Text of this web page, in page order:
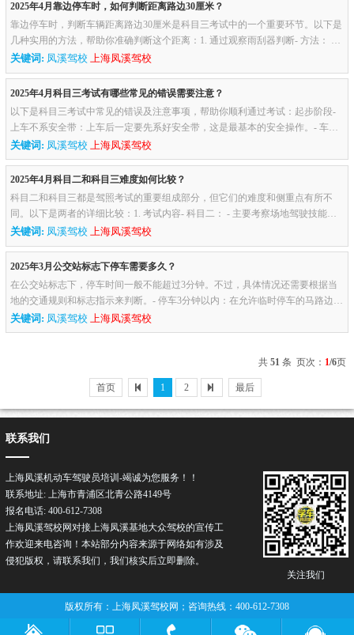
2025年4月靠边停车时，如何判断距离路边30厘米？
靠边停车时，判断车辆距离路边30厘米是科目三考试中的一个重要环节。以下是
几种实用的方法，帮助你准确判断这个距离：1. 通过观察雨刮器判断- 方法： 当
车辆的雨刮器凸起部分与路边线重合时，车辆距离路边大约30厘米...
关键词: 凤溪驾校上海凤溪驾校
2025年4月科目三考试有哪些常见的错误需要注意？
以下是科目三考试中常见的错误及注意事项，帮助你顺利通过考试：起步阶段-
上车不系安全带：上车后一定要先系好安全带，这是最基本的安全操作。- 车门
未关闭：检查车门是否关好，确保行车安全。- 起步操作不规范：按...
关键词: 凤溪驾校 上海凤溪驾校
2025年4月科目二和科目三难度如何比较？
科目二和科目三都是驾照考试的重要组成部分，但它们的难度和侧重点有所不
同。以下是两者的详细比较：1. 考试内容- 科目二： - 主要考察场地驾驶技能，
包括倒车入库、坡道定点停车与起步、侧方停车、曲线行驶、直角转...
关键词: 凤溪驾校上海凤溪驾校
2025年3月公交站标志下停车需要多久？
在公交站标志下，停车时间一般不能超过3分钟。不过，具体情况还需要根据当
地的交通规则和标志指示来判断。- 停车3分钟以内：在允许临时停车的马路边，
停车3分钟以内让乘客上下车，一般不会有问题，但驾驶员不能离开机...
关键词: 凤溪驾校 上海凤溪驾校
共51 条 页次： 1/6页
首页 1 2 最后
关注我们
联系我们
上海凤溪机动车驾驶员培训-竭诚为您服务！！
联系地址: 上海市青浦区北青公路4149号
报名电话: 400-612-7308
上海凤溪驾校网对接上海凤溪基地大众驾校的宣传工
作欢迎来电咨询！本站部分内容来源于网络如有涉及
侵犯版权，请联系我们，我们核实后立即删除。
版权所有：上海凤溪驾校网；咨询热线：400-612-7308